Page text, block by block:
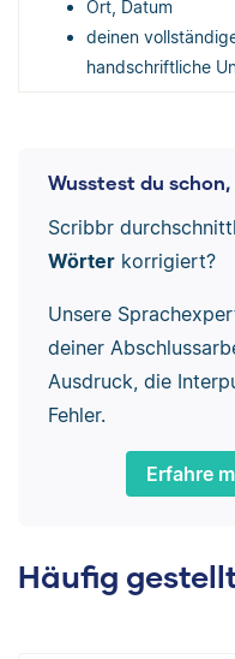
Ort, Datum
deinen
handschriftliche
Wusstest du schon,
Scribbr
Wörterkorrigiert?
Unsere
deiner
Ausdruck, die
Fehler.
Erfahre
Häufig